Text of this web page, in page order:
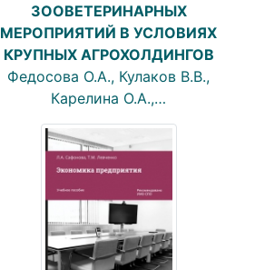
ЗООВЕТЕРИНАРНЫХ
МЕРОПРИЯТИЙ В УСЛОВИЯХ
КРУПНЫХ АГРОХОЛДИНГОВ
Федосова О.А., Кулаков В.В.,
Карелина О.А.,…